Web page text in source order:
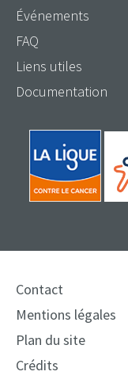
Événements
FAQ
Liens utiles
Documentation
Contact
Mentions légales
Plan du site
Crédits